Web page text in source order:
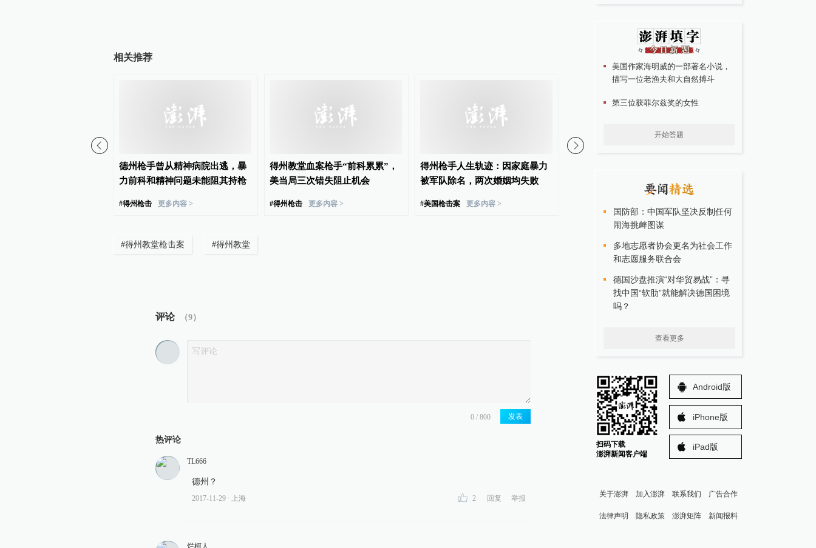
相关推荐
德州枪手曾从精神病院出逃，暴
力前科和精神问题未能阻其持枪
#得州枪击 更多内容 >
得州教堂血案枪手“前科累累”，
美当局三次错失阻止机会
#得州枪击 更多内容 >
得州枪手人生轨迹：因家庭暴力
被军队除名，两次婚姻均失败
#美国枪击案 更多内容 >
#得州教堂枪击案 #得州教堂
评论 （9）
发表
热评论
TL666
德州？
2017-11-29 ∙ 上海 2 回复 举报
烂柯人
美国作家海明威的一部著名小说，
描写一位老渔夫和大自然搏斗
第三位获菲尔兹奖的女性
开始答题
国防部：中国军队坚决反制任何
闹海挑衅图谋
多地志愿者协会更名为社会工作
和志愿服务联合会
德国沙盘推演“对华贸易战”：寻
找中国“软肋”就能解决德国困境
吗？
查看更多
扫码下载
澎湃新闻客户端
Android版
iPhone版
iPad版
关于澎湃 加入澎湃 联系我们 广告合作
法律声明 隐私政策 澎湃矩阵 新闻报料